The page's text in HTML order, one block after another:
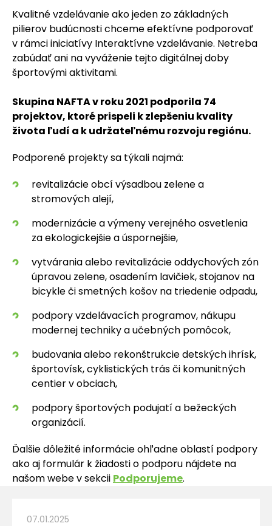
Kvalitné vzdelávanie ako jeden zo základných
pilierov budúcnosti chceme efektívne podporovať
v rámci iniciatívy Interaktívne vzdelávanie. Netreba
zabúdať ani na vyváženie tejto digitálnej doby
športovými aktivitami.
Skupina NAFTA v roku 2021 podporila 74
projektov, ktoré prispeli k zlepšeniu kvality
života ľudí a k udržateľnému rozvoju regiónu.
Podporené projekty sa týkali najmä:
revitalizácie obcí výsadbou zelene a
stromových alejí,
modernizácie a výmeny verejného osvetlenia
za ekologickejšie a úspornejšie,
vytvárania alebo revitalizácie oddychových zón
úpravou zelene, osadením lavičiek, stojanov na
bicykle či smetných košov na triedenie odpadu,
podpory vzdelávacích programov, nákupu
modernej techniky a učebných pomôcok,
budovania alebo rekonštrukcie detských ihrísk,
športovísk, cyklistických trás či komunitných
centier v obciach,
podpory športových podujatí a bežeckých
organizácií.
Ďalšie dôležité informácie ohľadne oblastí podpory
ako aj formulár k žiadosti o podporu nájdete na
našom webe v sekcii Podporujeme.
07.01.2025